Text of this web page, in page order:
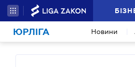
ЮРЛІГА Новини